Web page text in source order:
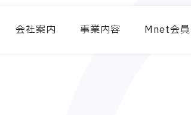
会社案内 事業内容 Mnet会員